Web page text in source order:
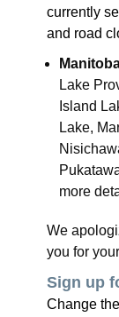
currently
and road
Lake
Island
Lake,
more
We
you for
Sign up
Change